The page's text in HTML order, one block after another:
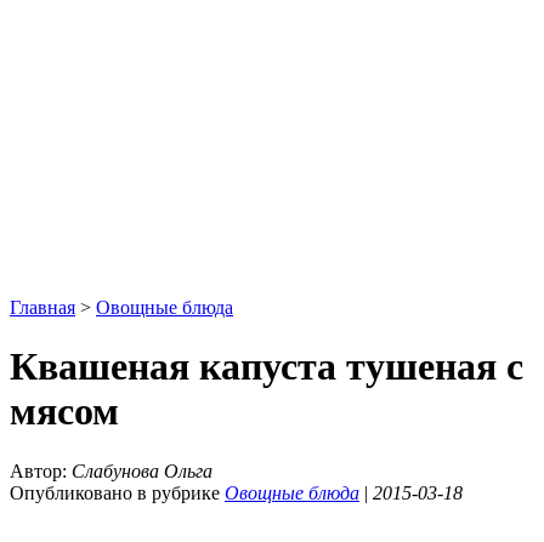
Главная > Овощные блюда
Квашеная капуста тушеная с
мясом
Автор: Слабунова Ольга
Опубликовано в рубрике Овощные блюда | 2015-03-18